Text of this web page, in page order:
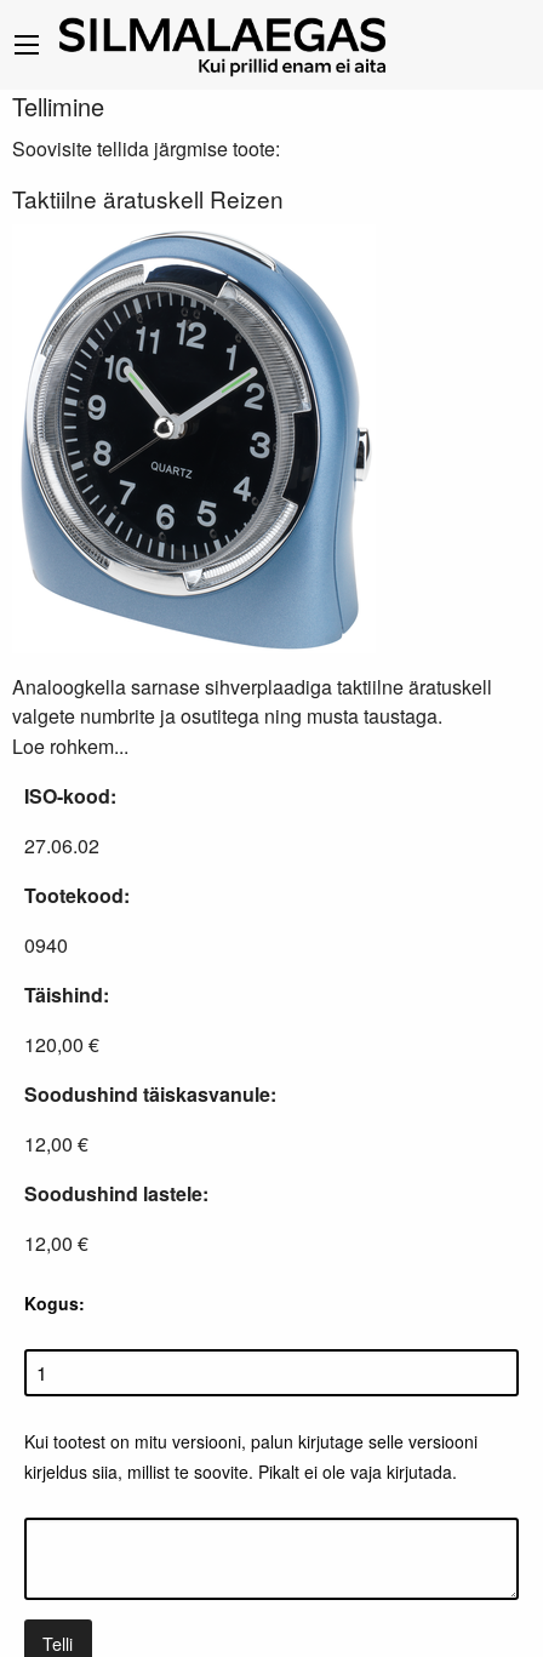
Tellimine
Soovisite tellida järgmise toote:
Taktiilne äratuskell Reizen
Analoogkella sarnase sihverplaadiga taktiilne äratuskell
valgete numbrite ja osutitega ning musta taustaga.
Loe rohkem...
ISO-kood:
27.06.02
Tootekood:
0940
Täishind:
120,00 €
Soodushind täiskasvanule:
12,00 €
Soodushind lastele:
12,00 €
Kogus:
Kui tootest on mitu versiooni, palun kirjutage selle versiooni
kirjeldus siia, millist te soovite. Pikalt ei ole vaja kirjutada.
Telli